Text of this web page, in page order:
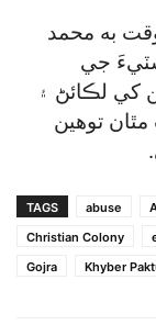
به محمد
جي
کي لڪائڻ ۽
توهين
TAGS abuse
Christian Colony
Gojra
Khyber